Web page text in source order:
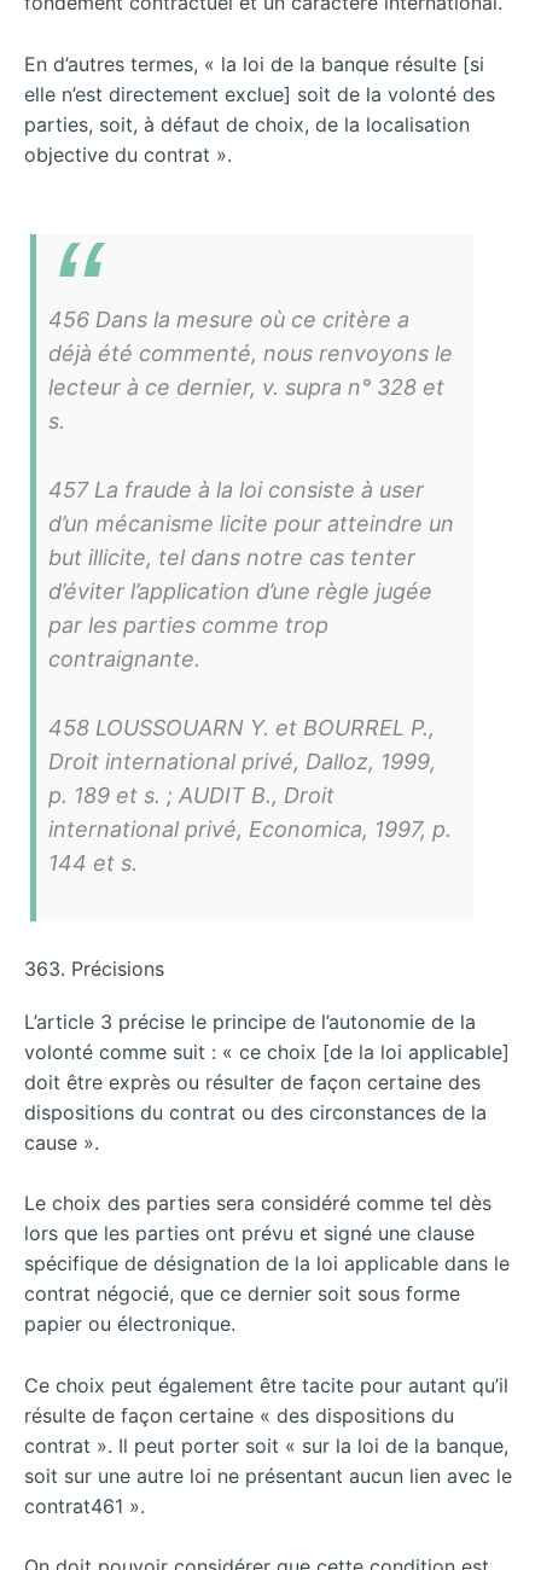
En d’autres termes, « la loi de la banque résulte [si
elle n’est directement exclue] soit de la volonté des
parties, soit, à défaut de choix, de la localisation
objective du contrat ».
456 Dans la mesure où ce critère a
déjà été commenté, nous renvoyons le
lecteur à ce dernier, v. supra n° 328 et
s.
457 La fraude à la loi consiste à user
d’un mécanisme licite pour atteindre un
but illicite, tel dans notre cas tenter
d’éviter l’application d’une règle jugée
par les parties comme trop
contraignante.
458 LOUSSOUARN Y. et BOURREL P.,
Droit international privé, Dalloz, 1999,
p. 189 et s. ; AUDIT B., Droit
international privé, Economica, 1997, p.
144 et s.
363. Précisions
L’article 3 précise le principe de l’autonomie de la
volonté comme suit : « ce choix [de la loi applicable]
doit être exprès ou résulter de façon certaine des
dispositions du contrat ou des circonstances de la
cause ».
Le choix des parties sera considéré comme tel dès
lors que les parties ont prévu et signé une clause
spécifique de désignation de la loi applicable dans le
contrat négocié, que ce dernier soit sous forme
papier ou électronique.
Ce choix peut également être tacite pour autant qu’il
résulte de façon certaine « des dispositions du
contrat ». Il peut porter soit « sur la loi de la banque,
soit sur une autre loi ne présentant aucun lien avec le
contrat461 ».